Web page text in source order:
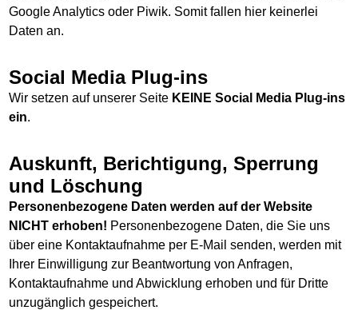
Google Analytics oder Piwik. Somit fallen hier keinerlei
Daten an.
Social Media Plug-ins
Wir setzen auf unserer Seite KEINE Social Media Plug-ins
ein.
Auskunft, Berichtigung, Sperrung
und Löschung
Personenbezogene Daten werden auf der Website
NICHT erhoben! Personenbezogene Daten, die Sie uns
über eine Kontaktaufnahme per E-Mail senden, werden mit
Ihrer Einwilligung zur Beantwortung von Anfragen,
Kontaktaufnahme und Abwicklung erhoben und für Dritte
unzugänglich gespeichert.